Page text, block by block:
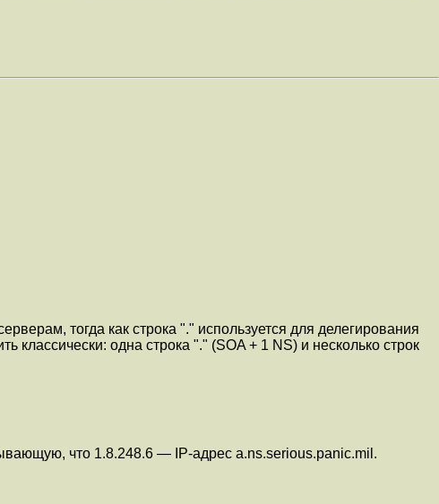
тогда как строка "." используется для делегирования
классически: одна строка "." (SOA + 1 NS) и несколько строк
что 1.8.248.6 — IP-адрес a.ns.serious.panic.mil.